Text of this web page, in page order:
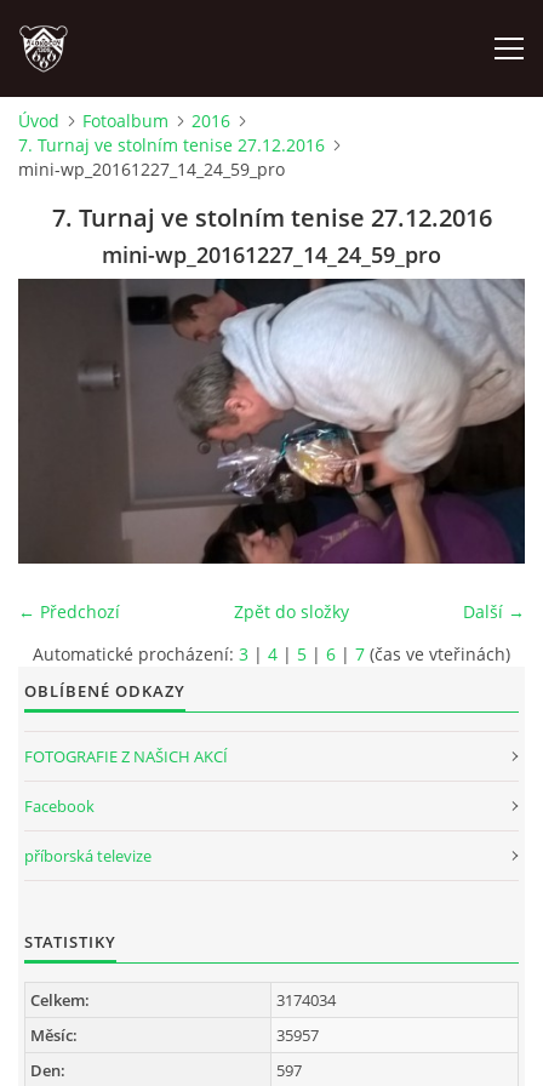
ÚVOD
PLÁNOVANÉ AKCE
PROBĚHLÉ AKCE
NOVINKY
KONTAKTY
© 2026 eStránky.cz
Úvod Fotoalbum
2016
7. Turnaj ve stolním tenise 27.12.2016
mini-wp_20161227_14_24_59_pro
7. Turnaj ve stolním tenise 27.12.2016
mini-wp_20161227_14_24_59_pro
← Předchozí Další →
Zpět do složky
Automatické procházení: 3 | 4 | 5 | 6 | 7 (čas ve vteřinách)
OBLÍBENÉ ODKAZY
FOTOGRAFIE Z NAŠICH AKCÍ
Facebook
příborská televize
STATISTIKY
Celkem:
3174034
Měsíc:
35957
Den:
597